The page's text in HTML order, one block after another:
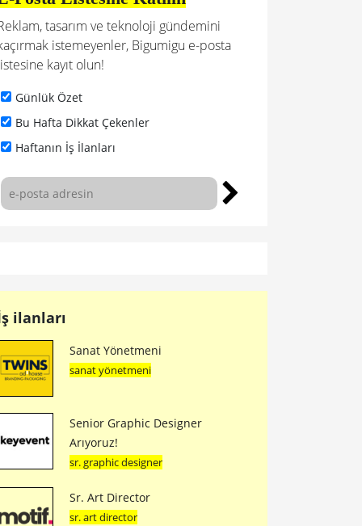
tasarım ve teknoloji gündemini
istemeyenler, Bigumigu e-posta
kayıt olun!
Günlük Özet
Bu Hafta Dikkat Çekenler
Haftanın İş İlanları
ilanları
Sanat Yönetmeni
sanat yönetmeni
Senior Graphic Designer
Arıyoruz!
sr. graphic designer
Sr. Art Director
sr. art director